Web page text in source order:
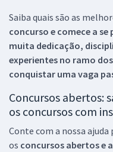
Saiba quais são as
concurso e comece a
muita dedicação,
experientes no ramo dos
conquistar uma vaga
Concursos abertos:
os concursos com
Conte com a nossa ajuda
os concursos abertos e